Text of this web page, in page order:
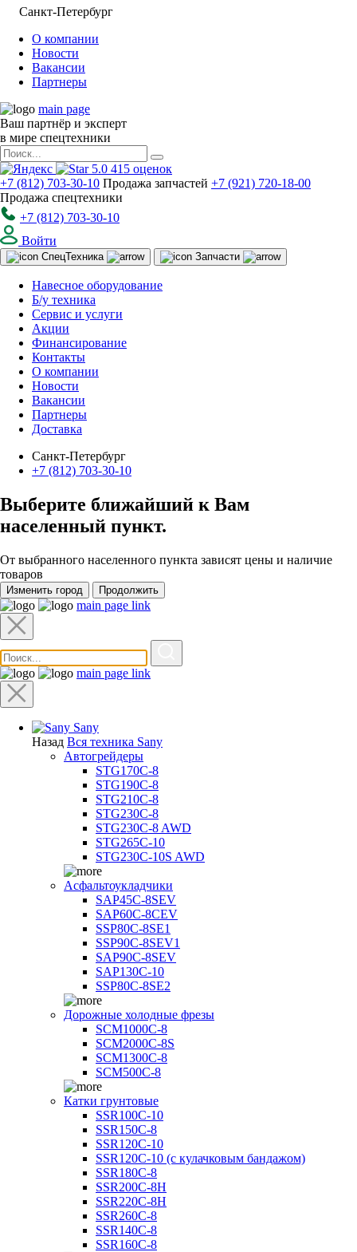
Санкт-Петербург
О компании
Новости
Вакансии
Партнеры
main page
Ваш партнёр и эксперт
в мире спецтехники
5.0 415 оценок
+7 (812) 703-30-10 Продажа запчастей +7 (921) 720-18-00
Продажа спецтехники
+7 (812) 703-30-10
Войти
СпецТехника Запчасти
Навесное оборудование
Б/у техника
Сервис и услуги
Акции
Финансирование
Контакты
О компании
Новости
Вакансии
Партнеры
Доставка
Санкт-Петербург
+7 (812) 703-30-10
Выберите ближайший к Вам
населенный пункт.
От выбранного населенного пункта зависят цены и наличие
товаров
Изменить город Продолжить
main page link
main page link
Sany
Назад Вся техника Sany
Автогрейдеры
STG170C-8
STG190C-8
STG210C-8
STG230C-8
STG230C-8 AWD
STG265C-10
STG230C-10S AWD
Асфальтоукладчики
SAP45С-8SEV
SAP60C-8CEV
SSP80C-8SE1
SSP90C-8SEV1
SAP90C-8SEV
SAP130C-10
SSP80C-8SE2
Дорожные холодные фрезы
SCM1000C-8
SCM2000C-8S
SCM1300C-8
SCM500C-8
Катки грунтовые
SSR100C-10
SSR150C-8
SSR120C-10
SSR120C-10 (с кулачковым бандажом)
SSR180C-8
SSR200C-8H
SSR220C-8H
SSR260C-8
SSR140C-8
SSR160C-8